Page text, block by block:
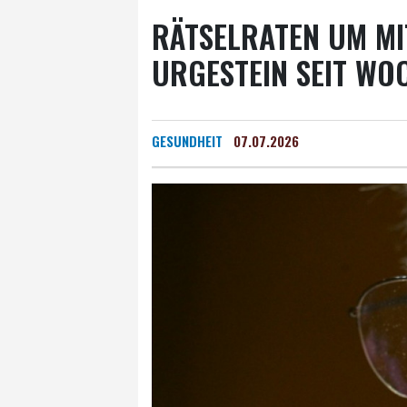
RÄTSELRATEN UM
URGESTEIN SEIT
GESUNDHEIT 07.07.2026